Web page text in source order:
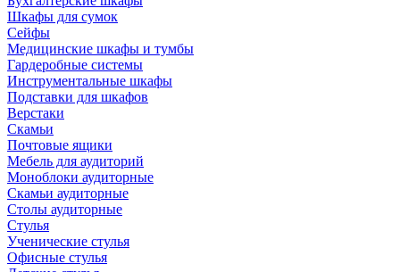
Шкафы для сумок
Сейфы
Медицинские шкафы и тумбы
Гардеробные системы
Инструментальные шкафы
Подставки для шкафов
Верстаки
Скамьи
Почтовые ящики
Мебель для аудиторий
Моноблоки аудиторные
Скамьи аудиторные
Столы аудиторные
Стулья
Ученические стулья
Офисные стулья